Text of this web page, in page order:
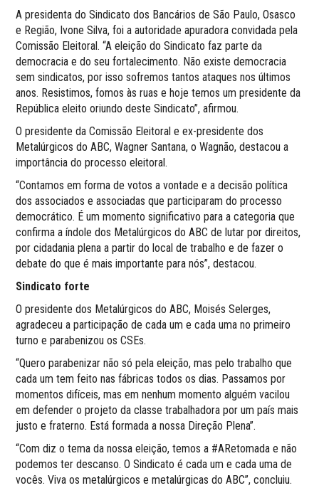
A presidenta do Sindicato dos Bancários de São Paulo, Osasco
e Região, Ivone Silva, foi a autoridade apuradora convidada pela
Comissão Eleitoral. “A eleição do Sindicato faz parte da
democracia e do seu fortalecimento. Não existe democracia
sem sindicatos, por isso sofremos tantos ataques nos últimos
anos. Resistimos, fomos às ruas e hoje temos um presidente da
República eleito oriundo deste Sindicato”, afirmou.
O presidente da Comissão Eleitoral e ex-presidente dos
Metalúrgicos do ABC, Wagner Santana, o Wagnão, destacou a
importância do processo eleitoral.
“Contamos em forma de votos a vontade e a decisão política
dos associados e associadas que participaram do processo
democrático. É um momento significativo para a categoria que
confirma a índole dos Metalúrgicos do ABC de lutar por direitos,
por cidadania plena a partir do local de trabalho e de fazer o
debate do que é mais importante para nós”, destacou.
Sindicato forte
O presidente dos Metalúrgicos do ABC, Moisés Selerges,
agradeceu a participação de cada um e cada uma no primeiro
turno e parabenizou os CSEs.
“Quero parabenizar não só pela eleição, mas pelo trabalho que
cada um tem feito nas fábricas todos os dias. Passamos por
momentos difíceis, mas em nenhum momento alguém vacilou
em defender o projeto da classe trabalhadora por um país mais
justo e fraterno. Está formada a nossa Direção Plena”.
“Com diz o tema da nossa eleição, temos a #ARetomada e não
podemos ter descanso. O Sindicato é cada um e cada uma de
vocês. Viva os metalúrgicos e metalúrgicas do ABC”, concluiu.